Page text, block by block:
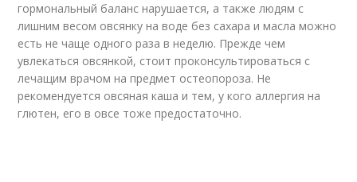
гормональный баланс нарушается, а также людям с
лишним весом овсянку на воде без сахара и масла можно
есть не чаще одного раза в неделю. Прежде чем
увлекаться овсянкой, стоит проконсультироваться с
лечащим врачом на предмет остеопороза. Не
рекомендуется овсяная каша и тем, у кого аллергия на
глютен, его в овсе тоже предостаточно.